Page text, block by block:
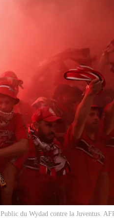
Public du Wydad contre la Juventus.